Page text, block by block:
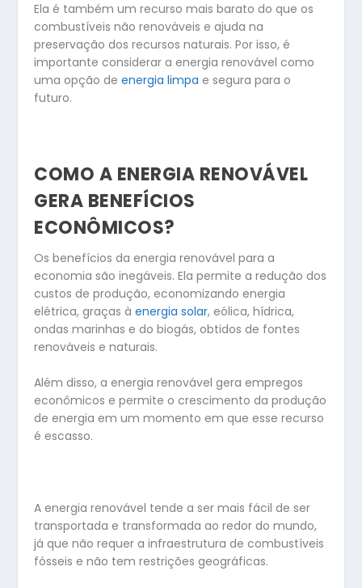
Ela é também um recurso mais barato do que os
combustíveis não renováveis e ajuda na
preservação dos recursos naturais. Por isso, é
importante considerar a energia renovável como
uma opção de energia limpa e segura para o
futuro.
COMO A ENERGIA RENOVÁVEL
GERA BENEFÍCIOS
ECONÔMICOS?
Os benefícios da energia renovável para a
economia são inegáveis. Ela permite a redução dos
custos de produção, economizando energia
elétrica, graças àenergia solar, eólica, hídrica,
ondas marinhas e do biogás, obtidos de fontes
renováveis e naturais.
Além disso, a energia renovável gera empregos
econômicos e permite o crescimento da produção
de energia em um momento em que esse recurso
é escasso.
A energia renovável tende a ser mais fácil de ser
transportada e transformada ao redor do mundo,
já que não requer a infraestrutura de combustíveis
fósseis e não tem restrições geográficas.